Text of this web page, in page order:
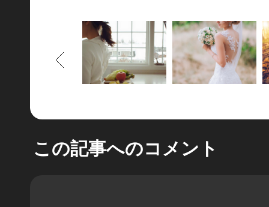
この記事へのコメント